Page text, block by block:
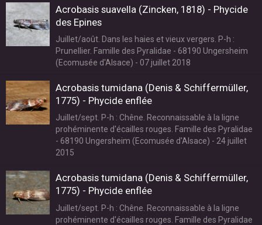
Acrobasis suavella (Zincken, 1818) - Phycide
des Epines
Juillet/août. Dans les haies et vieux vergers. P-h :
Prunellier. Famille des Pyralidae - 68190 Ungersheim
(Ecomusée d'Alsace) - 07 juillet 2018
Acrobasis tumidana (Denis & Schiffermüller,
1775) - Phycide enflée
Juillet/sept. P-h : Chêne. Reconnaissable à la ligne
prohéminente d'écailles rouges. Famille des Pyralidae
- 68190 Ungersheim (Ecomusée d'Alsace) - 24 juillet
2015
Acrobasis tumidana (Denis & Schiffermüller,
1775) - Phycide enflée
Juillet/sept. P-h : Chêne. Reconnaissable à la ligne
prohéminente d'écailles rouges. Famille des Pyralidae